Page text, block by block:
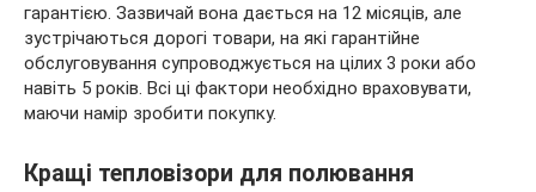
гарантією. Зазвичай вона дається на 12 місяців, але
зустрічаються дорогі товари, на які гарантійне
обслуговування супроводжується на цілих 3 роки або
навіть 5 років. Всі ці фактори необхідно враховувати,
маючи намір зробити покупку.
Кращі тепловізори для полювання